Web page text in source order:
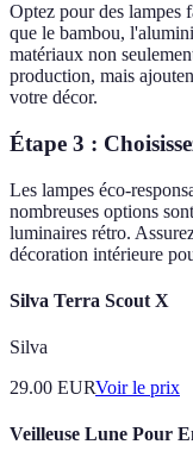
Optez pour des lampes
que le bambou,
matériaux non
production, mais
votre décor.
Étape 3 :
Les lampes éco-
nombreuses options
luminaires rétro.
décoration intérieure
Silva Terra Scout X
Silva
29.00 EURVoir le prix
Veilleuse Lune Pour